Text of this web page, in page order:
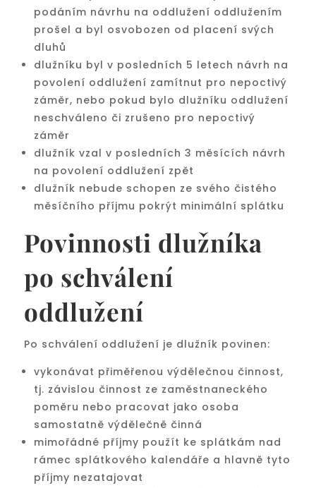
podáním návrhu na oddlužení oddlužením
prošel a byl osvobozen od placení svých
dluhů
dlužníku byl v posledních 5 letech návrh na
povolení oddlužení zamítnut pro nepoctivý
záměr, nebo pokud bylo dlužníku oddlužení
neschváleno či zrušeno pro nepoctivý
záměr
dlužník vzal v posledních 3 měsících návrh
na povolení oddlužení zpět
dlužník nebude schopen ze svého čistého
měsíčního příjmu pokrýt minimální splátku
Povinnosti dlužníka
po schválení
oddlužení
Po schválení oddlužení je dlužník povinen:
vykonávat přiměřenou výdělečnou činnost,
tj. závislou činnost ze zaměstnaneckého
poměru nebo pracovat jako osoba
samostatně výdělečně činná
mimořádné příjmy použít ke splátkám nad
rámec splátkového kalendáře a hlavně tyto
příjmy nezatajovat